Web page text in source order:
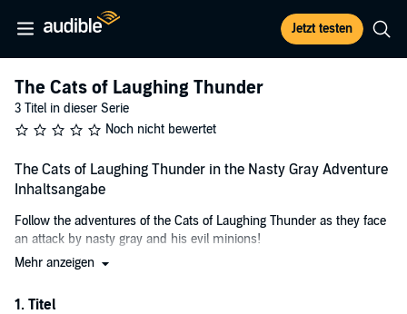
Jetzt testen
The Cats of Laughing Thunder
3 Titel in dieser Serie
Noch nicht bewertet
The Cats of Laughing Thunder in the Nasty Gray Adventure
Inhaltsangabe
Follow the adventures of the Cats of Laughing Thunder as they face
an attack by nasty gray and his evil minions!
Pumpkin invents a new martial art with tailspikes. Sven builds a
100 cats. Fritz flies his blimp during the battle. But they face many
Mehr anzeigen
1. Titel